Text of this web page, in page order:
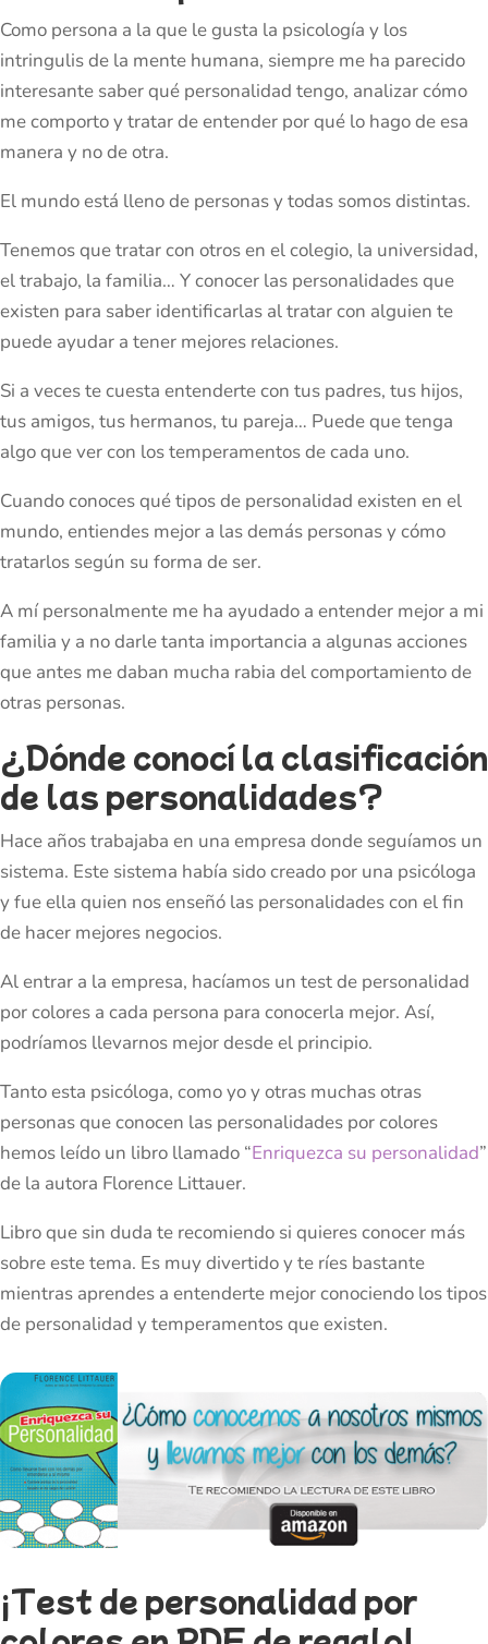
Como persona a la que le gusta la psicología y los
intringulis de la mente humana, siempre me ha parecido
interesante saber qué personalidad tengo, analizar cómo
me comporto y tratar de entender por qué lo hago de esa
manera y no de otra.
El mundo está lleno de personas y todas somos distintas.
Tenemos que tratar con otros en el colegio, la universidad,
el trabajo, la familia… Y conocer las personalidades que
existen para saber identificarlas al tratar con alguien te
puede ayudar a tener mejores relaciones.
Si a veces te cuesta entenderte con tus padres, tus hijos,
tus amigos, tus hermanos, tu pareja… Puede que tenga
algo que ver con los temperamentos de cada uno.
Cuando conoces qué tipos de personalidad existen en el
mundo, entiendes mejor a las demás personas y cómo
tratarlos según su forma de ser.
A mí personalmente me ha ayudado a entender mejor a mi
familia y a no darle tanta importancia a algunas acciones
que antes me daban mucha rabia del comportamiento de
otras personas.
¿Dónde conocí la clasificación
de las personalidades?
Hace años trabajaba en una empresa donde seguíamos un
sistema. Este sistema había sido creado por una psicóloga
y fue ella quien nos enseñó las personalidades con el fin
de hacer mejores negocios.
Al entrar a la empresa, hacíamos un test de personalidad
por colores a cada persona para conocerla mejor. Así,
podríamos llevarnos mejor desde el principio.
Tanto esta psicóloga, como yo y otras muchas otras
personas que conocen las personalidades por colores
hemos leído un libro llamado “Enriquezca su personalidad”
de la autora Florence Littauer.
Libro que sin duda te recomiendo si quieres conocer más
sobre este tema. Es muy divertido y te ríes bastante
mientras aprendes a entenderte mejor conociendo los tipos
de personalidad y temperamentos que existen.
¡Test de personalidad por